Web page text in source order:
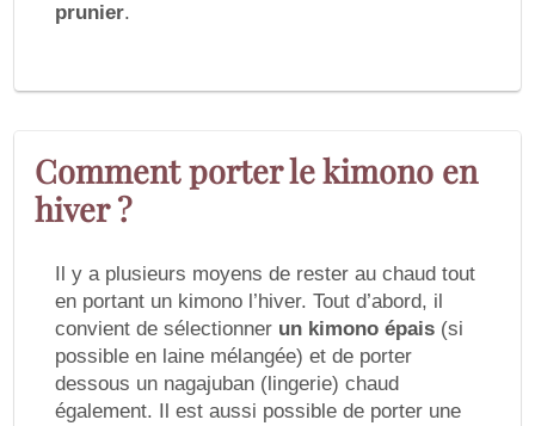
prunier.
Comment porter le kimono en
hiver ?
Il y a plusieurs moyens de rester au chaud tout
en portant un kimono l’hiver. Tout d’abord, il
convient de sélectionner un kimono épais (si
possible en laine mélangée) et de porter
dessous un nagajuban (lingerie) chaud
également. Il est aussi possible de porter une